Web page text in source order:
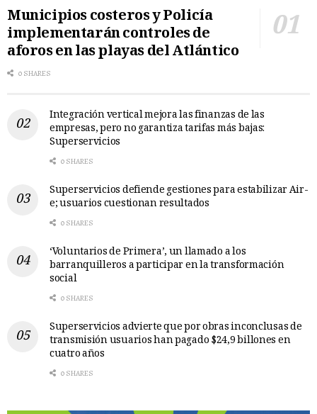
Municipios costeros y Policía
implementarán controles de
aforos en las playas del Atlántico
0 SHARES
Integración vertical mejora las finanzas de las
empresas, pero no garantiza tarifas más bajas:
Superservicios
0 SHARES
Superservicios defiende gestiones para estabilizar Air-
e; usuarios cuestionan resultados
0 SHARES
‘Voluntarios de Primera’, un llamado a los
barranquilleros a participar en la transformación
social
0 SHARES
Superservicios advierte que por obras inconclusas de
transmisión usuarios han pagado $24,9 billones en
cuatro años
0 SHARES